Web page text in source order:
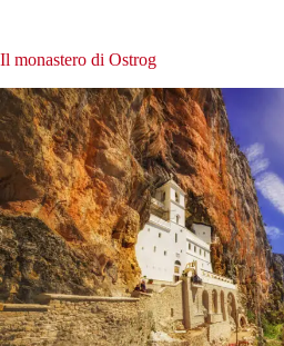
Il monastero di Ostrog